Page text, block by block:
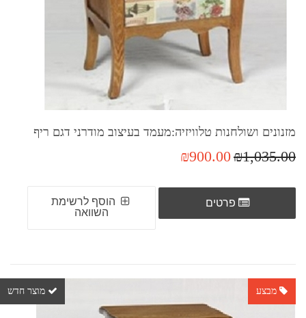
מזנונים ושולחנות טלוויזיה:מעמד בעיצוב מודרני דגם ריף
₪1,035.00
₪900.00
פרטים
הוסף לרשימת
השוואה
מוצר חדש מבצע